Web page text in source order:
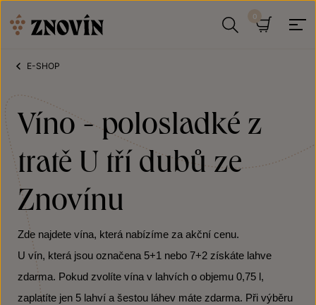
E-SHOP
Víno - polosladké z
tratě U tří dubů ze
Znovínu
Zde najdete vína, která nabízíme za akční cenu.
U vín, která jsou označena 5+1 nebo 7+2 získáte lahve
zdarma. Pokud zvolíte vína v lahvích o objemu 0,75 l,
zaplatíte jen 5 lahví a šestou láhev máte zdarma. Při výběru